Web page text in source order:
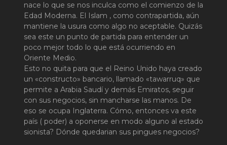
nace lo que se nos inculca como el comienzo de la
Edad Moderna. El Islam , como contrapartida, aún
mantiene la usura como algo no aceptable. Quizás
sea este un punto de partida para entender un
poco mejor todo lo que está ocurriendo en
Oriente Medio.
Esto no quita para que el Reino Unido haya creado
un «constructo» bancario, llamado «tawarruq» que
permite a Arabia Saudí y demás Emiratos, seguir
con sus negocios, sin mancharse las manos. De
eso se ocupa Inglaterra. Cómo, entonces va este
país ( poder) a oponerse en modo alguno al estado
sionista? Dónde quedarian sus pingues negocios?